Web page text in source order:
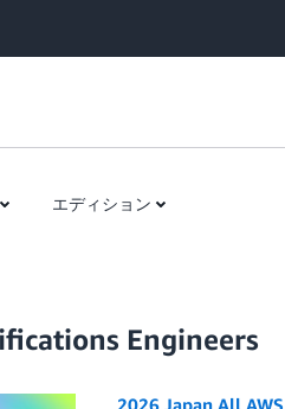
エディション
Engineers
2026 Japan All